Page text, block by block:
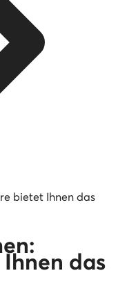
bietet Ihnen das
das